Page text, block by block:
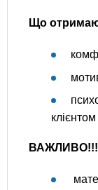
Що
клієнтом
ВАЖЛИВО!!!